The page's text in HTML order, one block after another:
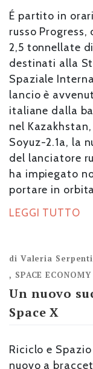
É partito in
russo
2,5 tonnellate
destinati alla
Spaziale
lancio è
italiane dalla
nel
Soyuz-2.1a, la
del lanciatore
ha impiegato
portare in
LEGGI TUTTO
di Valeria
, SPACE ECONOMY
Un nuovo
Space X
Riciclo e
nuovo a